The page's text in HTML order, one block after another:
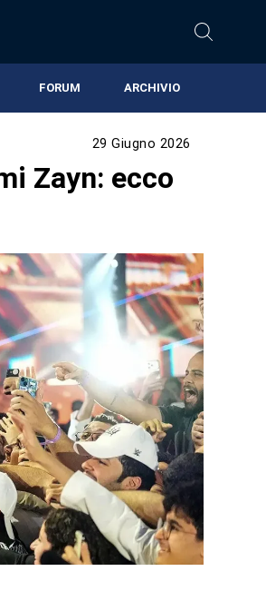
FORUM ARCHIVIO
29 Giugno 2026
Zayn: ecco